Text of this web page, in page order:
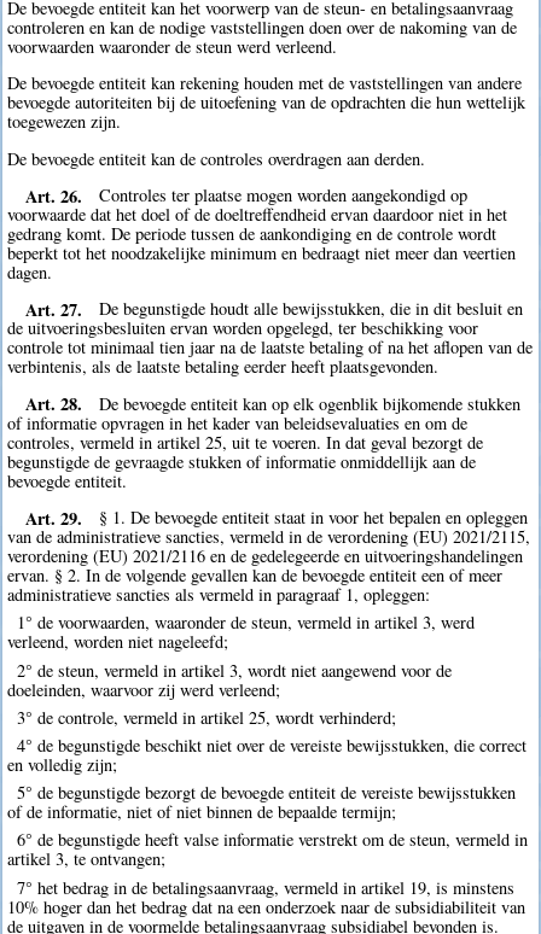
De bevoegde entiteit kan het voorwerp van de steun- en betalingsaanvraag
controleren en kan de nodige vaststellingen doen over de nakoming van de
voorwaarden waaronder de steun werd verleend.
De bevoegde entiteit kan rekening houden met de vaststellingen van andere
bevoegde autoriteiten bij de uitoefening van de opdrachten die hun wettelijk
toegewezen zijn.
De bevoegde entiteit kan de controles overdragen aan derden.
Art. 26.
Controles ter plaatse mogen worden aangekondigd op
voorwaarde dat het doel of de doeltreffendheid ervan daardoor niet in het
gedrang komt. De periode tussen de aankondiging en de controle wordt
beperkt tot het noodzakelijke minimum en bedraagt niet meer dan veertien
dagen.
Art. 27.
De begunstigde houdt alle bewijsstukken, die in dit besluit en
de uitvoeringsbesluiten ervan worden opgelegd, ter beschikking voor
controle tot minimaal tien jaar na de laatste betaling of na het aflopen van de
verbintenis, als de laatste betaling eerder heeft plaatsgevonden.
Art. 28.
De bevoegde entiteit kan op elk ogenblik bijkomende stukken
of informatie opvragen in het kader van beleidsevaluaties en om de
controles, vermeld in artikel 25, uit te voeren. In dat geval bezorgt de
begunstigde de gevraagde stukken of informatie onmiddellijk aan de
bevoegde entiteit.
Art. 29.
§ 1. De bevoegde entiteit staat in voor het bepalen en opleggen
van de administratieve sancties, vermeld in de verordening (EU) 2021/2115,
verordening (EU) 2021/2116 en de gedelegeerde en uitvoeringshandelingen
ervan. § 2. In de volgende gevallen kan de bevoegde entiteit een of meer
administratieve sancties als vermeld in paragraaf 1, opleggen:
1° de voorwaarden, waaronder de steun, vermeld in artikel 3, werd
verleend, worden niet nageleefd;
2° de steun, vermeld in artikel 3, wordt niet aangewend voor de
doeleinden, waarvoor zij werd verleend;
3° de controle, vermeld in artikel 25, wordt verhinderd;
4° de begunstigde beschikt niet over de vereiste bewijsstukken, die correct
en volledig zijn;
5° de begunstigde bezorgt de bevoegde entiteit de vereiste bewijsstukken
of de informatie, niet of niet binnen de bepaalde termijn;
6° de begunstigde heeft valse informatie verstrekt om de steun, vermeld in
artikel 3, te ontvangen;
7° het bedrag in de betalingsaanvraag, vermeld in artikel 19, is minstens
10% hoger dan het bedrag dat na een onderzoek naar de subsidiabiliteit van
de uitgaven in de voormelde betalingsaanvraag subsidiabel bevonden is.